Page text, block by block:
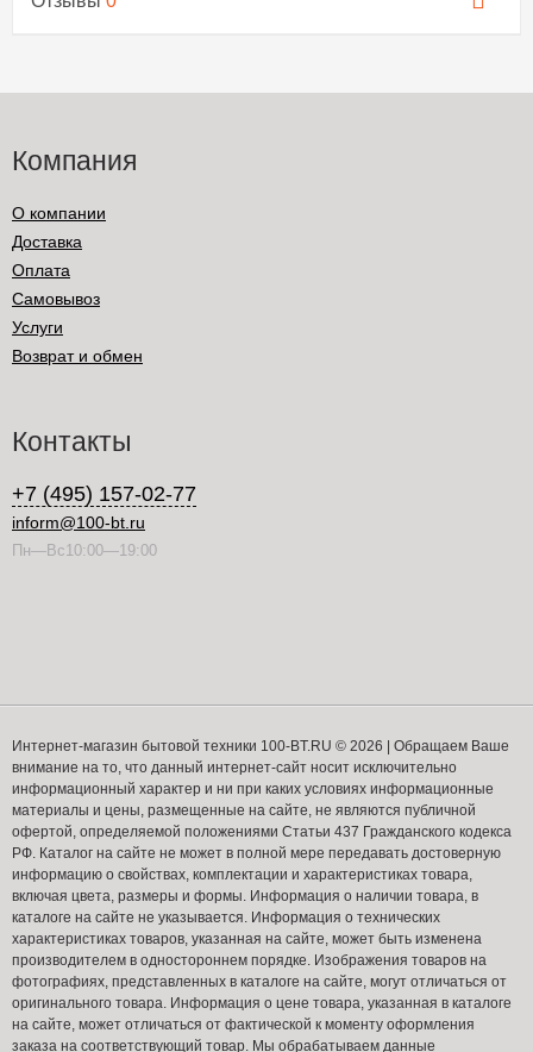
Компания
О компании
Доставка
Оплата
Самовывоз
Услуги
Возврат и обмен
Контакты
+7 (495) 157-02-77
inform@100-bt.ru
Пн—Вс10:00—19:00
Интернет-магазин бытовой техники 100-BT.RU © 2026 | Обращаем Ваше
внимание на то, что данный интернет-сайт носит исключительно
информационный характер и ни при каких условиях информационные
материалы и цены, размещенные на сайте, не являются публичной
офертой, определяемой положениями Статьи 437 Гражданского кодекса
РФ. Каталог на сайте не может в полной мере передавать достоверную
информацию о свойствах, комплектации и характеристиках товара,
включая цвета, размеры и формы. Информация о наличии товара, в
каталоге на сайте не указывается. Информация о технических
характеристиках товаров, указанная на сайте, может быть изменена
производителем в одностороннем порядке. Изображения товаров на
фотографиях, представленных в каталоге на сайте, могут отличаться от
оригинального товара. Информация о цене товара, указанная в каталоге
на сайте, может отличаться от фактической к моменту оформления
заказа на соответствующий товар. Мы обрабатываем данные